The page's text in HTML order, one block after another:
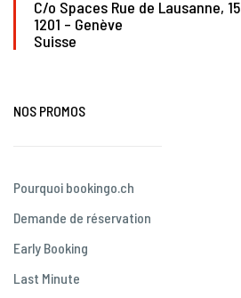
C/o Spaces Rue de Lausanne, 15
1201 – Genève
Suisse
NOS PROMOS
Pourquoi bookingo.ch
Demande de réservation
Early Booking
Last Minute